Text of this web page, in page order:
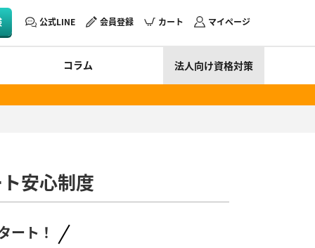
公式LINE 会員登録 カート マイページ
コラム 法人向け資格対策
安心制度
ート！